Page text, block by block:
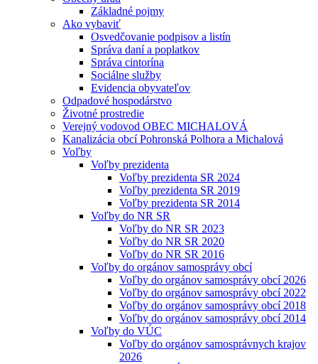
Základné pojmy
Ako vybaviť
Osvedčovanie podpisov a listín
Správa daní a poplatkov
Správa cintorína
Sociálne služby
Evidencia obyvateľov
Odpadové hospodárstvo
Životné prostredie
Verejný vodovod OBEC MICHALOVÁ
Kanalizácia obcí Pohronská Polhora a Michalová
Voľby
Voľby prezidenta
Voľby prezidenta SR 2024
Voľby prezidenta SR 2019
Voľby prezidenta SR 2014
Voľby do NR SR
Voľby do NR SR 2023
Voľby do NR SR 2020
Voľby do NR SR 2016
Voľby do orgánov samosprávy obcí
Voľby do orgánov samosprávy obcí 2026
Voľby do orgánov samosprávy obcí 2022
Voľby do orgánov samosprávy obcí 2018
Voľby do orgánov samosprávy obcí 2014
Voľby do VÚC
Voľby do orgánov samosprávnych krajov
2026